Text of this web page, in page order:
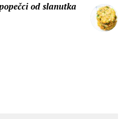
od slanutka